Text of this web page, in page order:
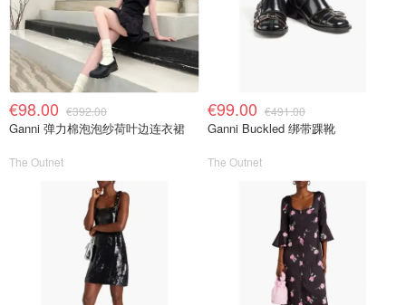
€98.00 €392.00
Ganni 弹力棉泡泡纱荷叶边连衣裙
The Outnet
€99.00 €491.00
Ganni Buckled 绑带踝靴
The Outnet